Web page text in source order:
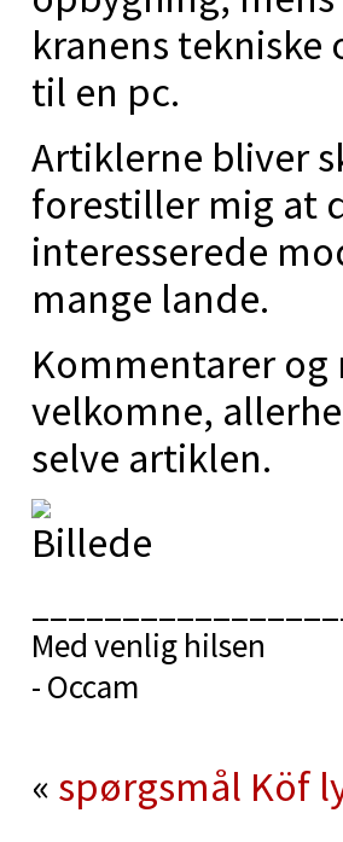
kranens
til en pc.
Artiklerne bliver
forestiller mig at
interesserede
mange lande.
Kommentarer
velkomne,
selve artiklen.
Med venlig hilsen
- Occam
« spørgsmål Köf